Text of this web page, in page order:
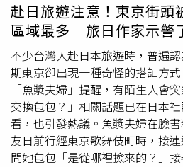
赴日旅遊注意！東京街頭
區域最多 旅日作家示警
不少台灣人赴日本旅遊時，普遍
期東京卻出現一種奇怪的搭訕方
「魚漿夫婦」提醒，有陌生人會
交換包包？」相關話題已在日本
看，也引發熱議。魚漿夫婦在臉
友日前行經東京歌舞伎町時，接
問她包包「是從哪裡撿來的？」